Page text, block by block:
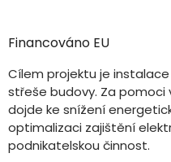
Financováno EU
Cílem projektu je
střeše budovy. Za pomoci
dojde ke snížení
optimalizaci zajištění
podnikatelskou činnost.